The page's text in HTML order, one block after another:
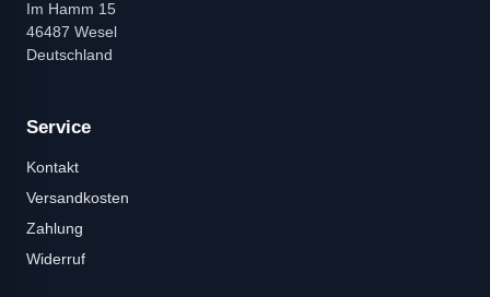
Im Hamm 15
46487 Wesel
Deutschland
Service
Kontakt
Versandkosten
Zahlung
Widerruf